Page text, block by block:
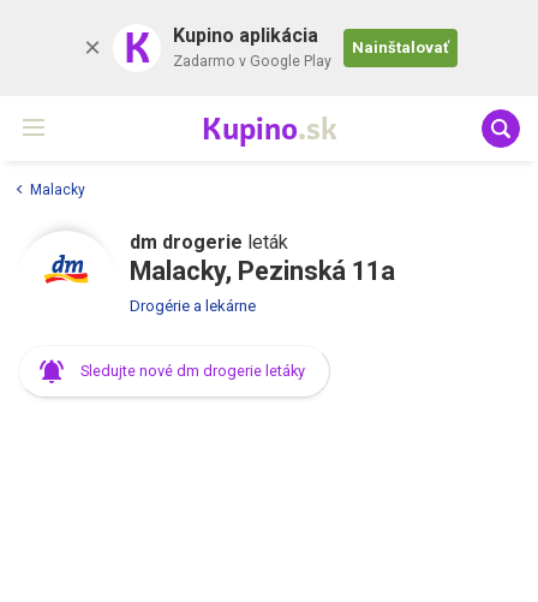
K Kupino aplikácia
Zadarmo v Google Play
Nainštalovať
Kupino.sk
Malacky
dm drogerie leták
Malacky, Pezinská 11a
Drogérie a lekárne
Sledujte nové dm drogerie letáky